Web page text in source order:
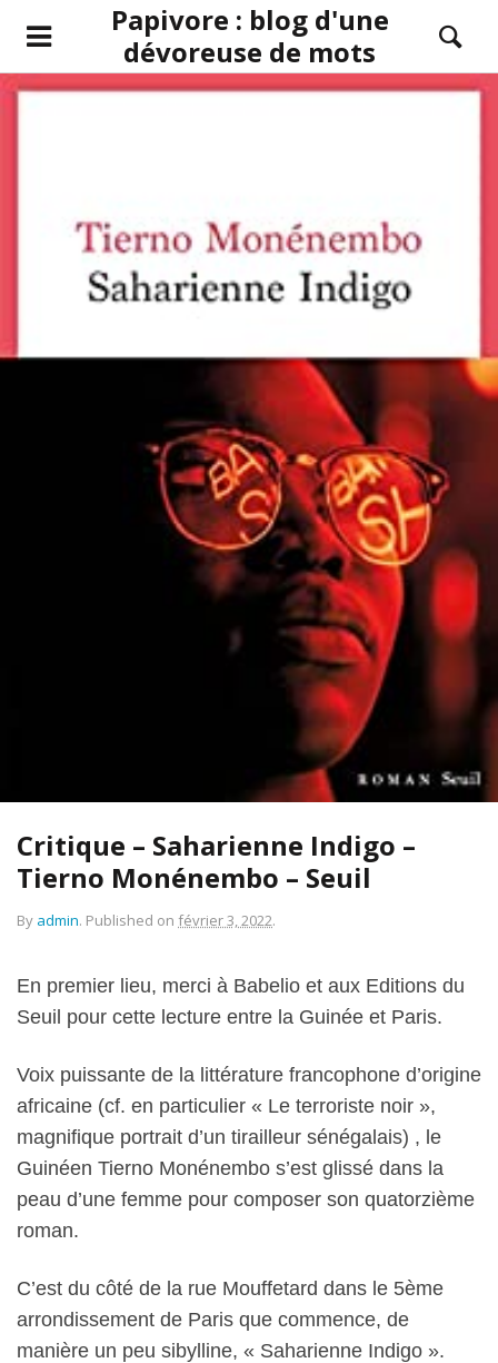
Papivore : blog d'une
dévoreuse de mots
Critique – Saharienne Indigo –
Tierno Monénembo – Seuil
By admin. Published on février 3, 2022.
En premier lieu, merci à Babelio et aux Editions du
Seuil pour cette lecture entre la Guinée et Paris.
Voix puissante de la littérature francophone d’origine
africaine (cf. en particulier « Le terroriste noir »,
magnifique portrait d’un tirailleur sénégalais) , le
Guinéen Tierno Monénembo s’est glissé dans la
peau d’une femme pour composer son quatorzième
roman.
C’est du côté de la rue Mouffetard dans le 5ème
arrondissement de Paris que commence, de
manière un peu sibylline, « Saharienne Indigo ».